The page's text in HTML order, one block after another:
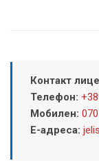
Контакт
Телефон:
Мобилен:
Е-адреса: